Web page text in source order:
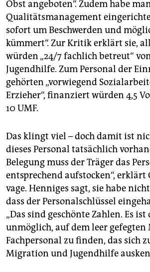
Obst angeboten“. Zudem habe
Qualitätsmanagement
sofort um Beschwerden und
kümmert“. Zur Kritik erklärt sie,
würden „24/7 fachlich betreut“
Jugendhilfe. Zum Personal der
gehörten „vorwiegend
Erzieher“, finanziert würden 4,5
10 UMF.
Das klingt viel – doch damit ist
dieses Personal tatsächlich
Belegung muss der Träger das
entsprechend aufstocken“, erklärt
vage. Henniges sagt, sie habe
dass der Personalschlüssel
„Das sind geschönte Zahlen. Es ist
unmöglich, auf dem leer gefegten
Fachpersonal zu finden, das sich
Migration und Jugendhilfe